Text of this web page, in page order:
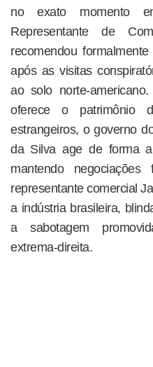
no exato momento
Representante de
recomendou
após as visitas
ao solo norte-
oferece o patrimônio
estrangeiros, o governo
da Silva age de forma
mantendo
representante comercial
a indústria brasileira,
a sabotagem
extrema-direita.